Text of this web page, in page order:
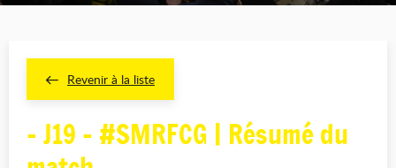
Revenir à la liste
- J19 - #SMRFCG | Résumé du